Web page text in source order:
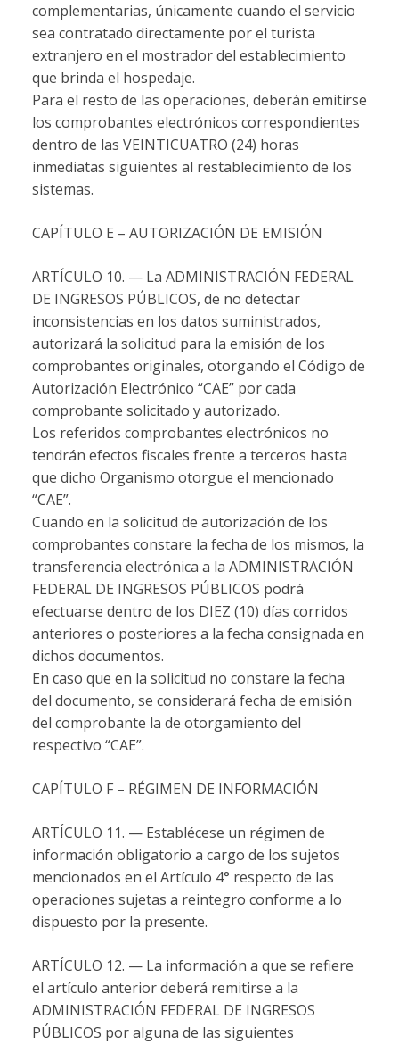
complementarias, únicamente cuando el servicio
sea contratado directamente por el turista
extranjero en el mostrador del establecimiento
que brinda el hospedaje.
Para el resto de las operaciones, deberán emitirse
los comprobantes electrónicos correspondientes
dentro de las VEINTICUATRO (24) horas
inmediatas siguientes al restablecimiento de los
sistemas.
CAPÍTULO E – AUTORIZACIÓN DE EMISIÓN
ARTÍCULO 10. — La ADMINISTRACIÓN FEDERAL
DE INGRESOS PÚBLICOS, de no detectar
inconsistencias en los datos suministrados,
autorizará la solicitud para la emisión de los
comprobantes originales, otorgando el Código de
Autorización Electrónico “CAE” por cada
comprobante solicitado y autorizado.
Los referidos comprobantes electrónicos no
tendrán efectos fiscales frente a terceros hasta
que dicho Organismo otorgue el mencionado
“CAE”.
Cuando en la solicitud de autorización de los
comprobantes constare la fecha de los mismos, la
transferencia electrónica a la ADMINISTRACIÓN
FEDERAL DE INGRESOS PÚBLICOS podrá
efectuarse dentro de los DIEZ (10) días corridos
anteriores o posteriores a la fecha consignada en
dichos documentos.
En caso que en la solicitud no constare la fecha
del documento, se considerará fecha de emisión
del comprobante la de otorgamiento del
respectivo “CAE”.
CAPÍTULO F – RÉGIMEN DE INFORMACIÓN
ARTÍCULO 11. — Establécese un régimen de
información obligatorio a cargo de los sujetos
mencionados en el Artículo 4° respecto de las
operaciones sujetas a reintegro conforme a lo
dispuesto por la presente.
ARTÍCULO 12. — La información a que se refiere
el artículo anterior deberá remitirse a la
ADMINISTRACIÓN FEDERAL DE INGRESOS
PÚBLICOS por alguna de las siguientes